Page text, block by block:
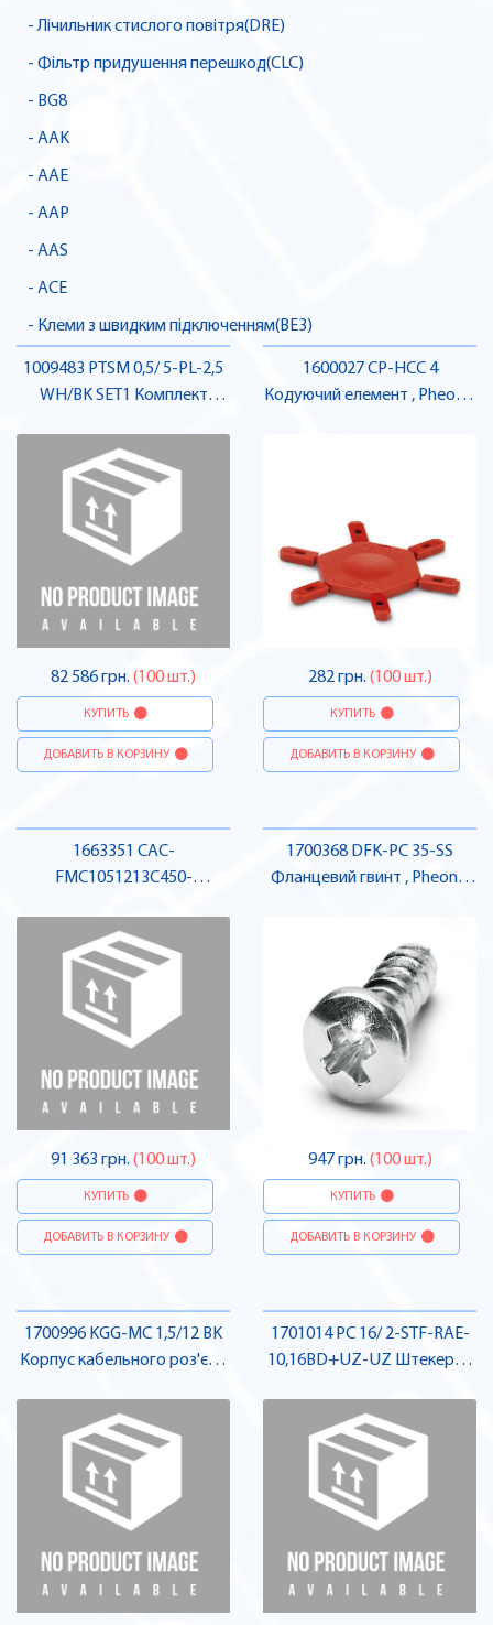
- Лічильник стислого повітря(DRE)
- Фільтр придушення перешкод(CLC)
- BG8
- AAK
- AAE
- AAP
- AAS
- ACE
- Клеми з швидким підключенням(BE3)
1009483 PTSM 0,5/ 5-PL-2,5
WH/BK SET1 Комплект
82 586 грн. (100 шт.)
КУПИТЬ
ДОБАВИТЬ В КОРЗИНУ
1600027 CP-HCC 4
Кодуючий елемент , Pheonix
282 грн. (100 шт.)
КУПИТЬ
ДОБАВИТЬ В КОРЗИНУ
1663351 CAC-
FMC1051213C450-
Комунікаційний кабель ,
Pheonix Contact
91 363 грн. (100 шт.)
КУПИТЬ
ДОБАВИТЬ В КОРЗИНУ
1700368 DFK-PC 35-SS
Фланцевий гвинт , Pheonix
947 грн. (100 шт.)
КУПИТЬ
ДОБАВИТЬ В КОРЗИНУ
1700996 KGG-MC 1,5/12 BK
Корпус кабельного роз'єму
1701014 PC 16/ 2-STF-RAE-
10,16BD+UZ-UZ Штекерна
Contact